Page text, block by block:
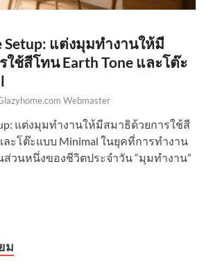
Setup: แต่งมุมทำงานให้มี
ช้สีโทน Earth Tone และโต๊ะ
Webmaster
แต่งมุมทำงานให้มีสมาธิด้วยการใช้สี
ละโต๊ะแบบ Minimal ในยุคที่การทำงาน
ส่วนหนึ่งของชีวิตประจำวัน “มุมทำงาน”
ม